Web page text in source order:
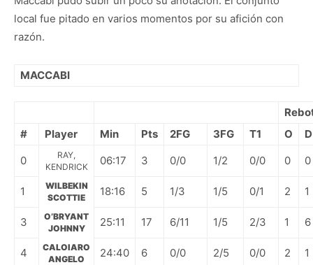
local fue pitado en varios momentos por su afición con
razón.
MACCABI
#
Player Min Pts 2FG 3FG T1 O
D
0
RAY,
KENDRICK
06:17 3 0/0 1/2 0/0 0 0
1
WILBEKIN
SCOTTIE
18:16 5 1/3 1/5 0/1 2 1
3
O’BRYANT
JOHNNY
25:11 17 6/11 1/5 2/3 1 6
4
CALOIARO
ANGELO
24:40 6 0/0 2/5 0/0 2 1